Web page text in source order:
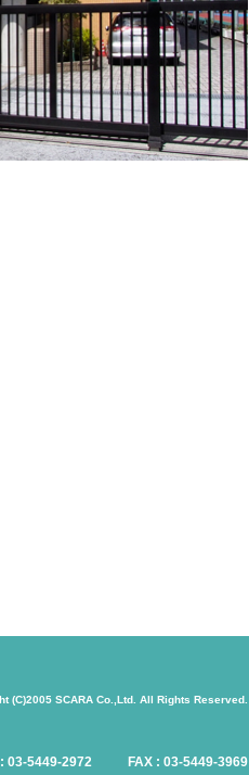
(C)2005 SCARA Co.,Ltd. All Rights Reserved.
: 03-5449-2972 FAX : 03-5449-3969